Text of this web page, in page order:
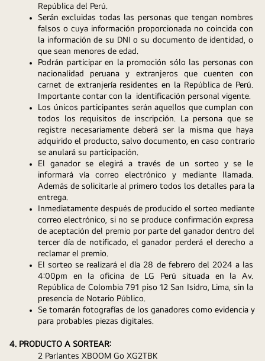
República del Perú.
Serán excluidas todas las personas que tengan nombres
falsos o cuya información proporcionada no coincida con
la información de su DNI o su documento de identidad, o
que sean menores de edad.
Podrán participar en la promoción sólo las personas con
nacionalidad peruana y extranjeros que cuenten con
carnet de extranjería residentes en la República de Perú.
Importante contar con la  identificación personal vigente.
Los únicos participantes serán aquellos que cumplan con
todos los requisitos de inscripción. La persona que se
registre necesariamente deberá ser la misma que haya
adquirido el producto, salvo documento, en caso contrario
se anulará su participación.
El ganador se elegirá a través de un sorteo y se le
informará vía correo electrónico y mediante llamada.
Además de solicitarle al primero todos los detalles para la
entrega.
Inmediatamente después de producido el sorteo mediante
correo electrónico, si no se produce confirmación expresa
de aceptación del premio por parte del ganador dentro del
tercer día de notificado, el ganador perderá el derecho a
reclamar el premio.
El sorteo se realizará el día 28 de febrero del 2024 a las
4:00pm en la oficina de LG Perú situada en la Av.
República de Colombia 791 piso 12 San Isidro, Lima, sin la
presencia de Notario Público.
Se tomarán fotografías de los ganadores como evidencia y
para probables piezas digitales.
4. PRODUCTO A SORTEAR:
2 Parlantes XBOOM Go XG2TBK